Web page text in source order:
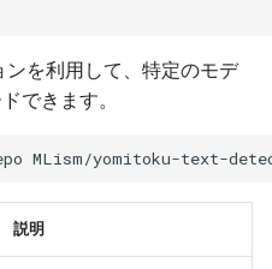
ンを利用して、特定のモデ
できます。
説明